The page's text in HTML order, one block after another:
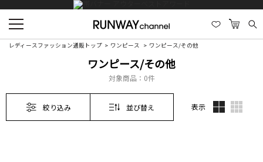
レディースファッション通販トップ ワンピース ワンピース/その他
ワンピース/その他
対象商品： 0件
絞り込み 並び替え 表示